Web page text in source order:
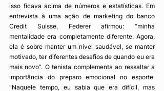
isso ficava acima de números e estatísticas. Em
entrevista à uma ação de marketing do banco
Credit Suisse, Federer afirmou: “minha
mentalidade era completamente diferente. Agora,
ela é sobre manter um nível saudável, se manter
motivado, ter diferentes desafios de quando eu era
mais novo”. O tenista complementa ao ressaltar a
importância do preparo emocional no esporte.
“Naquele tempo, eu sabia que era difícil, mas